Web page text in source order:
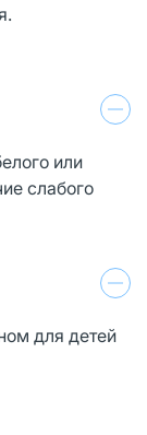
или
слабого
для детей